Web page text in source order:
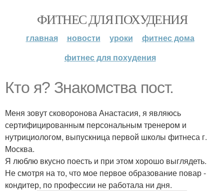
ФИТНЕС ДЛЯ ПОХУДЕНИЯ
главная новости уроки
фитнес дома
фитнес для похудения
Кто я? Знакомства пост.
Меня зовут сковоронова Анастасия, я являюсь
сертифицированным персональным тренером и
нутрициологом, выпускница первой школы фитнеса г.
Москва.
Я люблю вкусно поесть и при этом хорошо выглядеть.
Не смотря на то, что мое первое образование повар -
кондитер, по профессии не работала ни дня.